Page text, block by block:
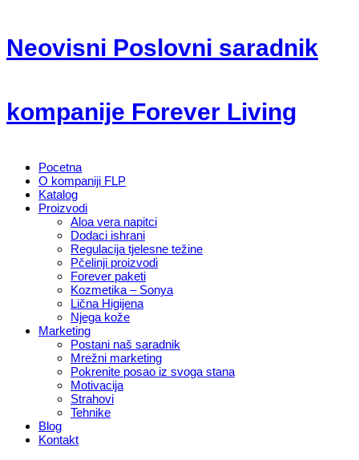
Neovisni Poslovni saradnik
kompanije Forever Living
Pocetna
O kompaniji FLP
Katalog
Proizvodi
Aloa vera napitci
Dodaci ishrani
Regulacija tjelesne težine
Pčelinji proizvodi
Forever paketi
Kozmetika – Sonya
Lična Higijena
Njega kože
Marketing
Postani naš saradnik
Mrežni marketing
Pokrenite posao iz svoga stana
Motivacija
Strahovi
Tehnike
Blog
Kontakt